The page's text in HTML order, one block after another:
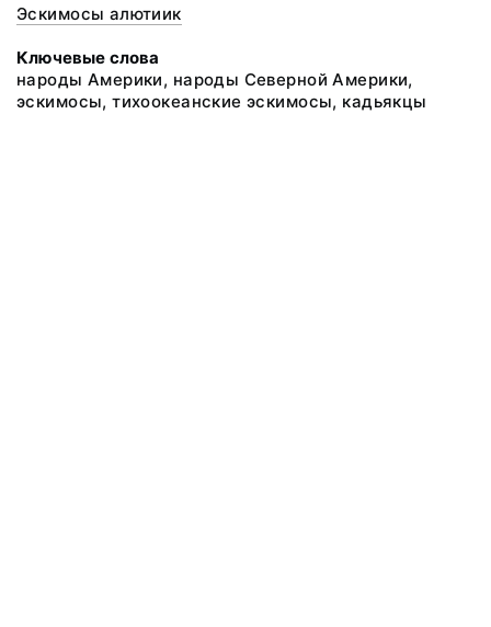
Эскимосы алютиик
Ключевые слова
народы Америки, народы Северной Америки,
эскимосы, тихоокеанские эскимосы, кадьякцы